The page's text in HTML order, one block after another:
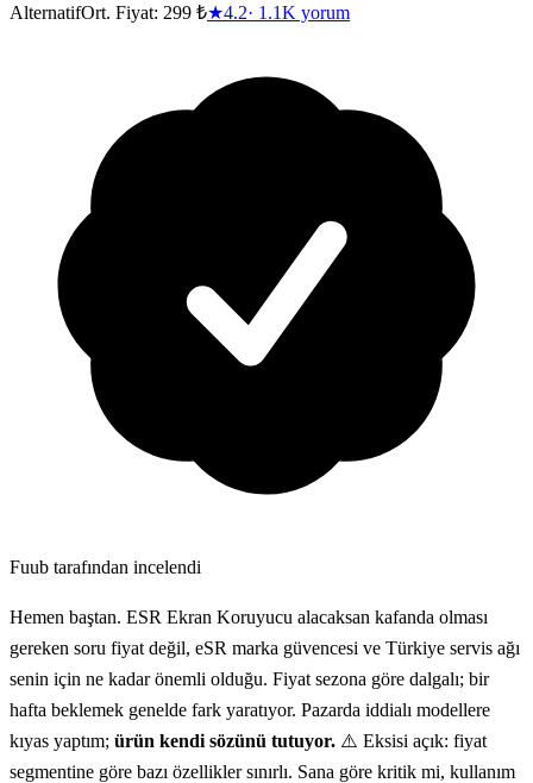
AlternatifOrt. Fiyat: 299 ₺★4.2· 1.1K yorum
Fuub tarafından incelendi
Hemen baştan. ESR Ekran Koruyucu alacaksan kafanda olması
gereken soru fiyat değil, eSR marka güvencesi ve Türkiye servis ağı
senin için ne kadar önemli olduğu. Fiyat sezona göre dalgalı; bir
hafta beklemek genelde fark yaratıyor. Pazarda iddialı modellere
kıyas yaptım; ürün kendi sözünü tutuyor. ⚠️ Eksisi açık: fiyat
segmentine göre bazı özellikler sınırlı. Sana göre kritik mi, kullanım